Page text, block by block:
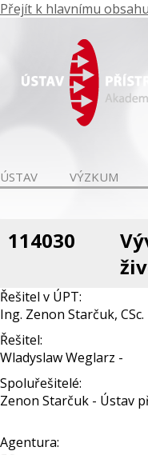
Přejít k hlavnímu obsahu
ÚSTAV VÝZKUM
114030
Řešitel v ÚPT:
Ing. Zenon Starčuk, CSc.
Řešitel:
Wladyslaw Weglarz -
Spoluřešitelé:
Zenon Starčuk - Ústav
Agentura: